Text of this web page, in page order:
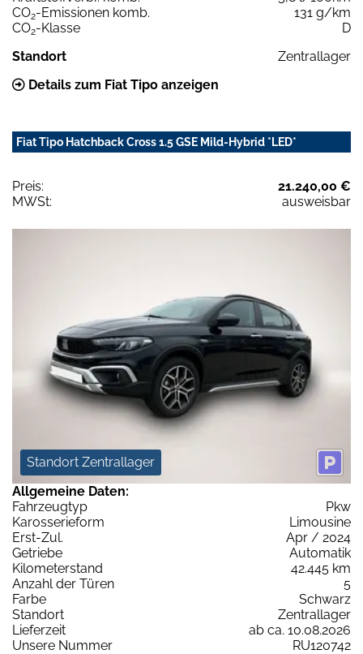
CO2-Emissionen komb.
131 g/km
CO2-Klasse
D
Standort
Zentrallager
Details zum Fiat Tipo anzeigen
Fiat Tipo Hatchback Cross 1.5 GSE Mild-Hybrid *LED*
Preis:
21.240,00 €
MWSt:
ausweisbar
Standort Zentrallager
Allgemeine Daten:
Fahrzeugtyp
Pkw
Karosserieform
Limousine
Erst-Zul.
Apr / 2024
Getriebe
Automatik
Kilometerstand
42.445 km
Anzahl der Türen
5
Farbe
Schwarz
Standort
Zentrallager
Lieferzeit
ab ca. 10.08.2026
Unsere Nummer
RU120742